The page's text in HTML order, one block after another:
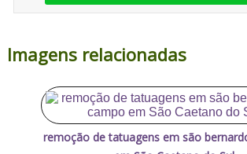
Imagens relacionadas
remoção de tatuagens em são